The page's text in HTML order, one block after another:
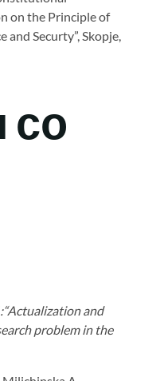
on the Principle of
Securty”, Skopje,
со
and
problem in the